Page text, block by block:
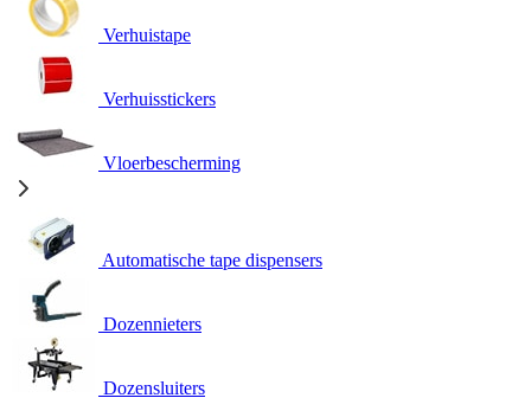
Verhuistape
Verhuisstickers
Vloerbescherming
Automatische tape dispensers
Dozennieters
Dozensluiters